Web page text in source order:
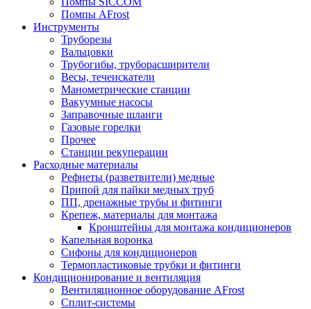
Помпы AFrost
Инструменты
Труборезы
Вальцовки
Трубогибы, труборасширители
Весы, течеискатели
Манометрические станции
Вакуумные насосы
Заправочные шланги
Газовые горелки
Прочее
Станции рекуперации
Расходные материалы
Рефнеты (разветвители) медные
Припой для пайки медных труб
ПП, дренажные трубы и фитинги
Крепеж, материалы для монтажа
Кронштейны для монтажа кондиционеров
Капельная воронка
Сифоны для кондиционеров
Термопластиковые трубки и фитинги
Кондиционирование и вентиляция
Вентиляционное оборудование AFrost
Сплит-системы